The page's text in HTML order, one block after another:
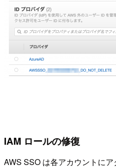
IAM ロールの修復
AWS SSO は各アカウントに